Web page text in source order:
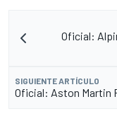
Oficial:
SIGUIENTE ARTÍCULO
Oficial: Aston Martin